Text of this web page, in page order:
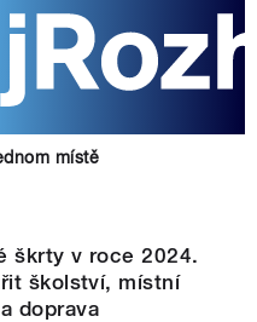
místě
škrty v roce 2024.
školství, místní
doprava